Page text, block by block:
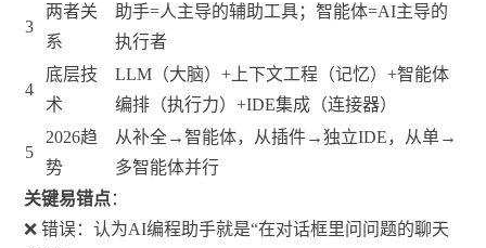
3
两者关
系
助手=人主导的辅助工具；智能体=AI主导的
执行者
4
底层技
术
LLM（大脑）+上下文工程（记忆）+智能体
编排（执行力）+IDE集成（连接器）
5
2026趋
势
从补全→智能体，从插件→独立IDE，从单→
多智能体并行
关键易错点：
❌ 错误：认为AI编程助手就是“在对话框里问问题的聊天